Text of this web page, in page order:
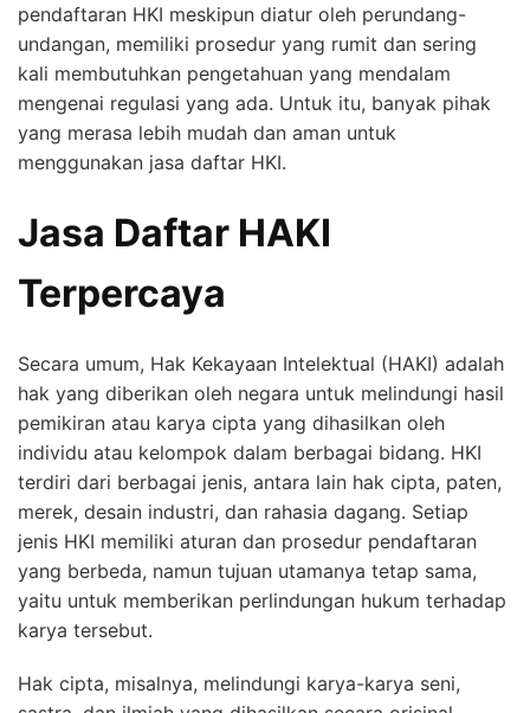
pendaftaran HKI meskipun diatur oleh perundang-
undangan, memiliki prosedur yang rumit dan sering
kali membutuhkan pengetahuan yang mendalam
mengenai regulasi yang ada. Untuk itu, banyak pihak
yang merasa lebih mudah dan aman untuk
menggunakan jasa daftar HKI.
Jasa Daftar HAKI
Terpercaya
Secara umum, Hak Kekayaan Intelektual (HAKI) adalah
hak yang diberikan oleh negara untuk melindungi hasil
pemikiran atau karya cipta yang dihasilkan oleh
individu atau kelompok dalam berbagai bidang. HKI
terdiri dari berbagai jenis, antara lain hak cipta, paten,
merek, desain industri, dan rahasia dagang. Setiap
jenis HKI memiliki aturan dan prosedur pendaftaran
yang berbeda, namun tujuan utamanya tetap sama,
yaitu untuk memberikan perlindungan hukum terhadap
karya tersebut.
Hak cipta, misalnya, melindungi karya-karya seni,